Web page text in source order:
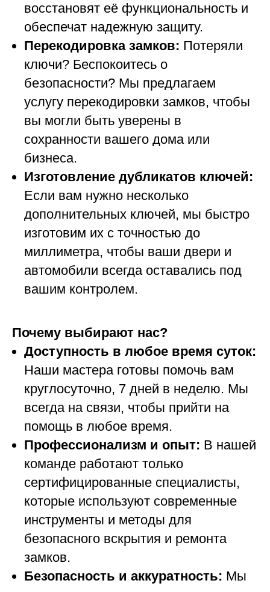
восстановят её функциональность и
обеспечат надежную защиту.
Перекодировка замков: Потеряли
ключи? Беспокоитесь о
безопасности? Мы предлагаем
услугу перекодировки замков, чтобы
вы могли быть уверены в
сохранности вашего дома или
бизнеса.
Изготовление дубликатов ключей:
Если вам нужно несколько
дополнительных ключей, мы быстро
изготовим их с точностью до
миллиметра, чтобы ваши двери и
автомобили всегда оставались под
вашим контролем.
Почему выбирают нас?
Доступность в любое время суток:
Наши мастера готовы помочь вам
круглосуточно, 7 дней в неделю. Мы
всегда на связи, чтобы прийти на
помощь в любое время.
Профессионализм и опыт: В нашей
команде работают только
сертифицированные специалисты,
которые используют современные
инструменты и методы для
безопасного вскрытия и ремонта
замков.
Безопасность и аккуратность: Мы